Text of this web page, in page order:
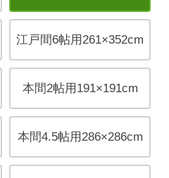
江戸間6帖用261×352cm
本間2帖用191×191cm
本間4.5帖用286×286cm